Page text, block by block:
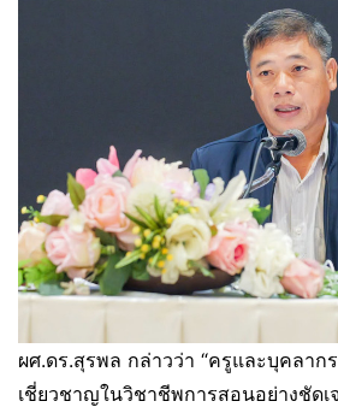
ผศ.ดร.สุรพล กล่าวว่า “ครูและบุคลา
เชี่ยวชาญในวิชาชีพการสอนอย่างชัดเ